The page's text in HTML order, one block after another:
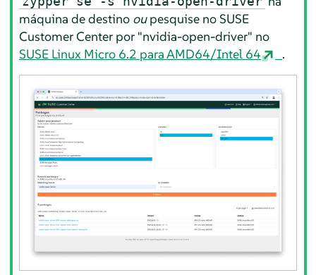
máquina de destino oupesquise no SUSE
Customer Center por "nvidia-open-driver" no
SUSE Linux Micro 6.2 para AMD64/Intel 64
.